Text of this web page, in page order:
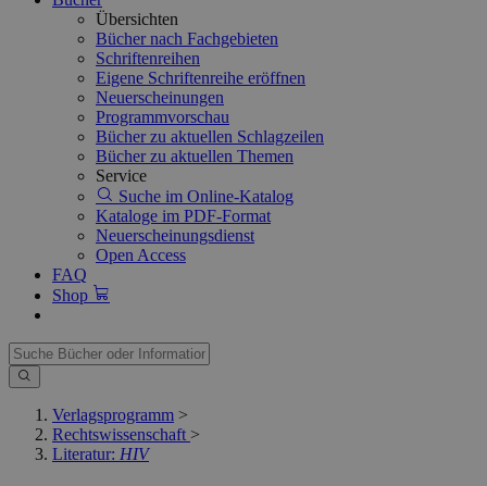
Übersichten
Bücher nach Fachgebieten
Schriftenreihen
Eigene Schriftenreihe eröffnen
Neuerscheinungen
Programmvorschau
Bücher zu aktuellen Schlagzeilen
Bücher zu aktuellen Themen
Service
Suche im Online-Katalog
Kataloge im PDF-Format
Neuerscheinungsdienst
Open Access
FAQ
Shop
Verlagsprogramm >
Rechtswissenschaft >
Literatur: HIV